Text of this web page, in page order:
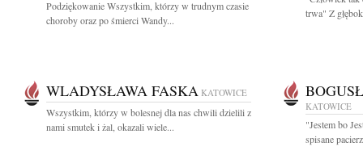
Podziękowanie Wszystkim, którzy w trudnym czasie
choroby oraz po śmierci Wandy...
trwa" Z
WLADYSŁAWA FASKA KATOWICE
Wszystkim, którzy w bolesnej dla nas chwili dzielili z
nami smutek i żal, okazali wiele...
KATOWICE
"Jestem bo
spisane